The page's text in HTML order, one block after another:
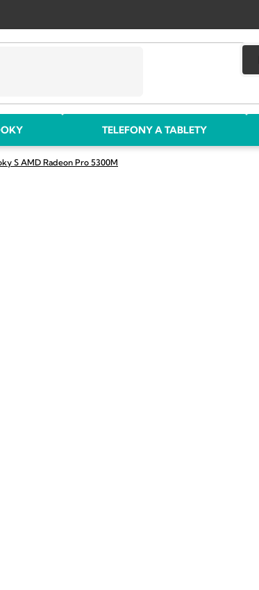
TELEFONY A TABLETY
S AMD Radeon Pro 5300M